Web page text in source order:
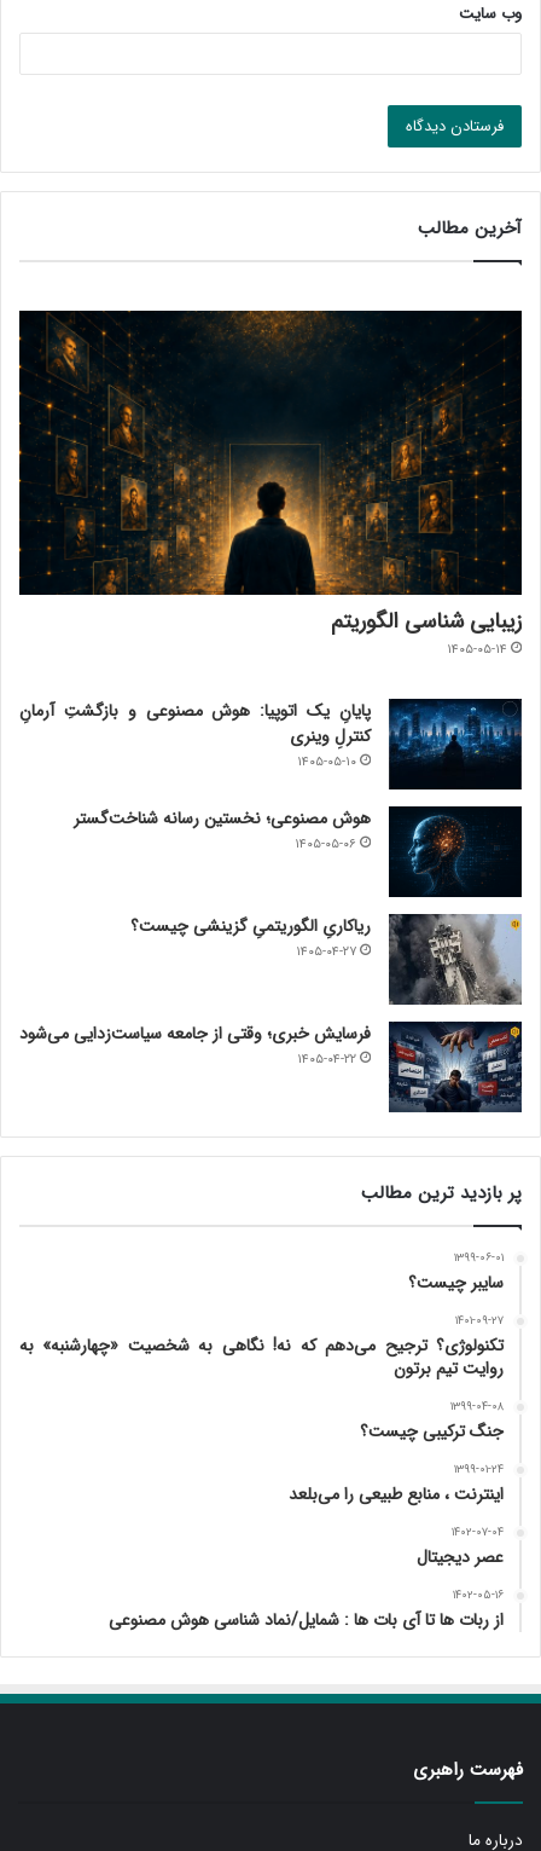
وب‌ سایت
آخرین مطالب
زیبایی شناسی الگوریتم
۱۴۰۵-۰۵-۱۴
پایانِ یک اتوپیا: هوش مصنوعی و بازگشتِ آرمانِ
کنترلِ وینری
۱۴۰۵-۰۵-۱۰
هوش مصنوعی؛ نخستین رسانه شناخت‌گستر
۱۴۰۵-۰۵-۰۶
ریاکاریِ الگوریتمیِ گزینشی چیست؟
۱۴۰۵-۰۴-۲۷
فرسایش خبری؛ وقتی از جامعه سیاست‌زدایی می‌شود
۱۴۰۵-۰۴-۲۲
پر بازدید ترین مطالب
۱۳۹۹-۰۶-۰۱
سایبر چیست؟
۱۴۰۱-۰۹-۲۷
تکنولوژی؟ ترجیح می‌دهم که نه! نگاهی به شخصیت «چهارشنبه» به
روایت تیم برتون
۱۳۹۹-۰۴-۰۸
جنگ ترکیبی چیست؟
۱۳۹۹-۰۱-۲۴
اینترنت ، منابع طبیعی را می‌بلعد
۱۴۰۲-۰۷-۰۴
عصر دیجیتال
۱۴۰۲-۰۵-۱۶
از ربات ها تا آی بات ها : شمایل/نماد شناسی هوش مصنوعی
فهرست راهبری
درباره ما